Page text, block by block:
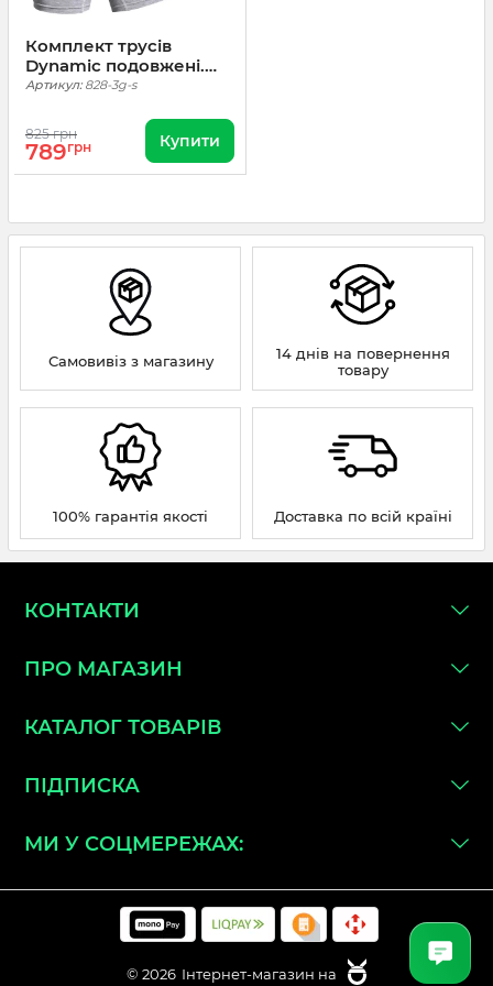
Комплект трусів
Dynamic подовжені.
Сірий, 3 шт
Артикул:828-3g-s
825 грн
789грн Купити
Самовивіз з магазину
14 днів на повернення
товару
100% гарантія якості Доставка по всій країні
КОНТАКТИ
ПРО МАГАЗИН
КАТАЛОГ ТОВАРІВ
ПІДПИСКА
МИ У СОЦМЕРЕЖАХ:
© 2026 Інтернет-магазин на